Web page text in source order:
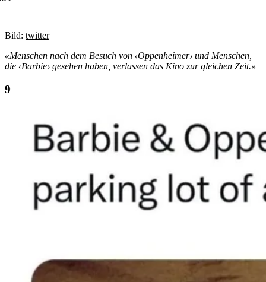
Bild: twitter
«Menschen nach dem Besuch von ‹Oppenheimer› und Menschen,
die ‹Barbie› gesehen haben, verlassen das Kino zur gleichen Zeit.»